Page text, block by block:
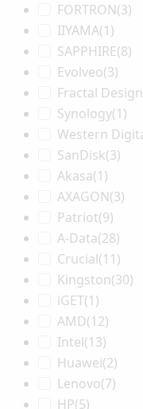
FORTRON(3)
IIYAMA(1)
SAPPHIRE(8)
Evolveo(3)
Fractal Design
Synology(1)
Western
SanDisk(3)
Akasa(1)
AXAGON(3)
Patriot(9)
A-Data(28)
Crucial(11)
Kingston(30)
iGET(1)
AMD(12)
Intel(13)
Huawei(2)
Lenovo(7)
HP(5)